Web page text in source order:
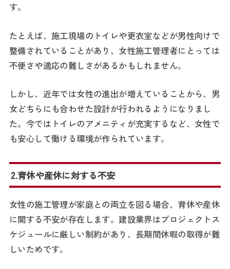
す。
たとえば、施工現場のトイレや更衣室などが男性向けで
整備されていることがあり、女性施工管理者にとっては
不便さや適応の難しさがあるかもしれません。
しかし、近年では女性の進出が増えていることから、男
女どちらにも合わせた設計が行われるようになりまし
た。今ではトイレのアメニティが充実するなど、女性で
も安心して働ける環境が作られています。
2.育休や産休に対する不安
女性の施工管理が家庭との両立を図る場合、育休や産休
に関する不安が存在します。建設業界はプロジェクトス
ケジュールに厳しい制約があり、長期間休暇の取得が難
しいためです。